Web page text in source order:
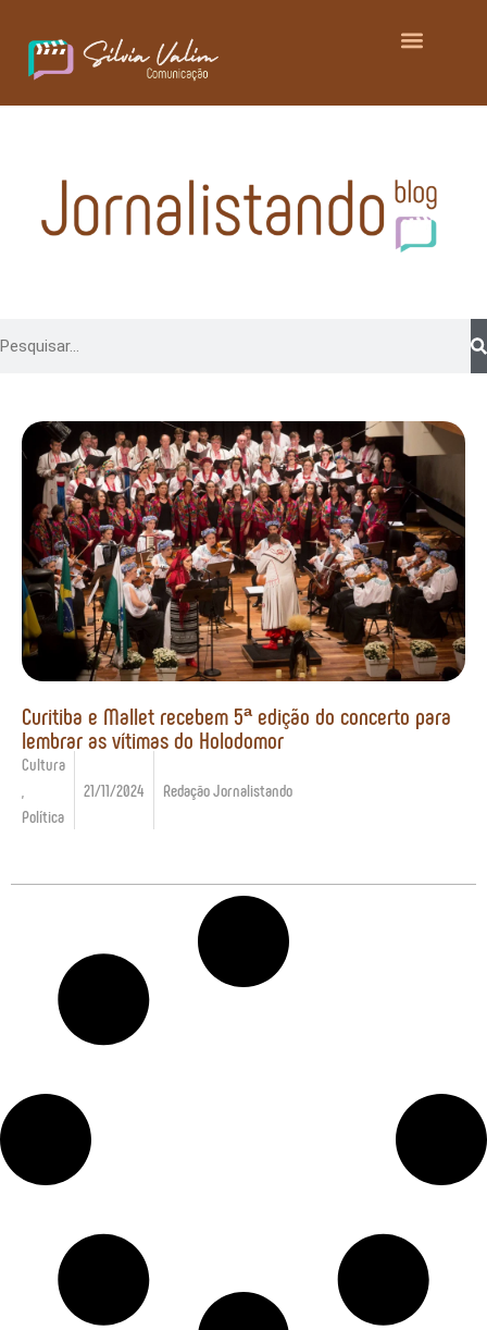
Curitiba e Mallet recebem 5ª edição do concerto para
lembrar as vítimas do Holodomor
Cultura
Política
21/11/2024 Redação Jornalistando